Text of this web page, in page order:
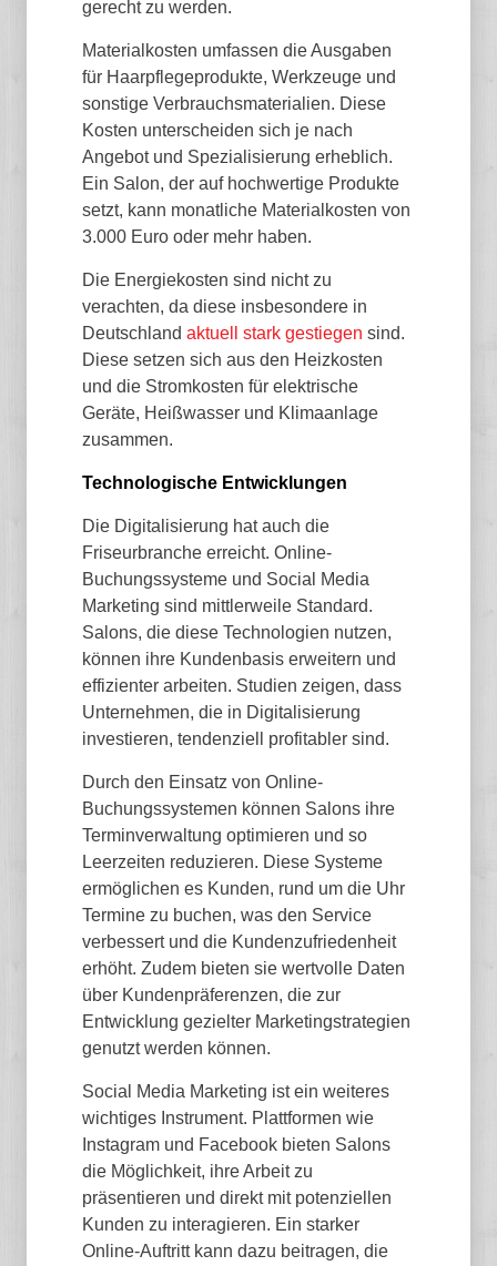
gerecht zu werden.
Materialkosten umfassen die Ausgaben
für Haarpflegeprodukte, Werkzeuge und
sonstige Verbrauchsmaterialien. Diese
Kosten unterscheiden sich je nach
Angebot und Spezialisierung erheblich.
Ein Salon, der auf hochwertige Produkte
setzt, kann monatliche Materialkosten von
3.000 Euro oder mehr haben.
Die Energiekosten sind nicht zu
verachten, da diese insbesondere in
Deutschland aktuell stark gestiegen sind.
Diese setzen sich aus den Heizkosten
und die Stromkosten für elektrische
Geräte, Heißwasser und Klimaanlage
zusammen.
Technologische Entwicklungen
Die Digitalisierung hat auch die
Friseurbranche erreicht. Online-
Buchungssysteme und Social Media
Marketing sind mittlerweile Standard.
Salons, die diese Technologien nutzen,
können ihre Kundenbasis erweitern und
effizienter arbeiten. Studien zeigen, dass
Unternehmen, die in Digitalisierung
investieren, tendenziell profitabler sind.
Durch den Einsatz von Online-
Buchungssystemen können Salons ihre
Terminverwaltung optimieren und so
Leerzeiten reduzieren. Diese Systeme
ermöglichen es Kunden, rund um die Uhr
Termine zu buchen, was den Service
verbessert und die Kundenzufriedenheit
erhöht. Zudem bieten sie wertvolle Daten
über Kundenpräferenzen, die zur
Entwicklung gezielter Marketingstrategien
genutzt werden können.
Social Media Marketing ist ein weiteres
wichtiges Instrument. Plattformen wie
Instagram und Facebook bieten Salons
die Möglichkeit, ihre Arbeit zu
präsentieren und direkt mit potenziellen
Kunden zu interagieren. Ein starker
Online-Auftritt kann dazu beitragen, die